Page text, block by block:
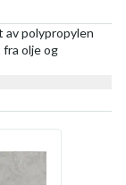
av polypropylen
olje og